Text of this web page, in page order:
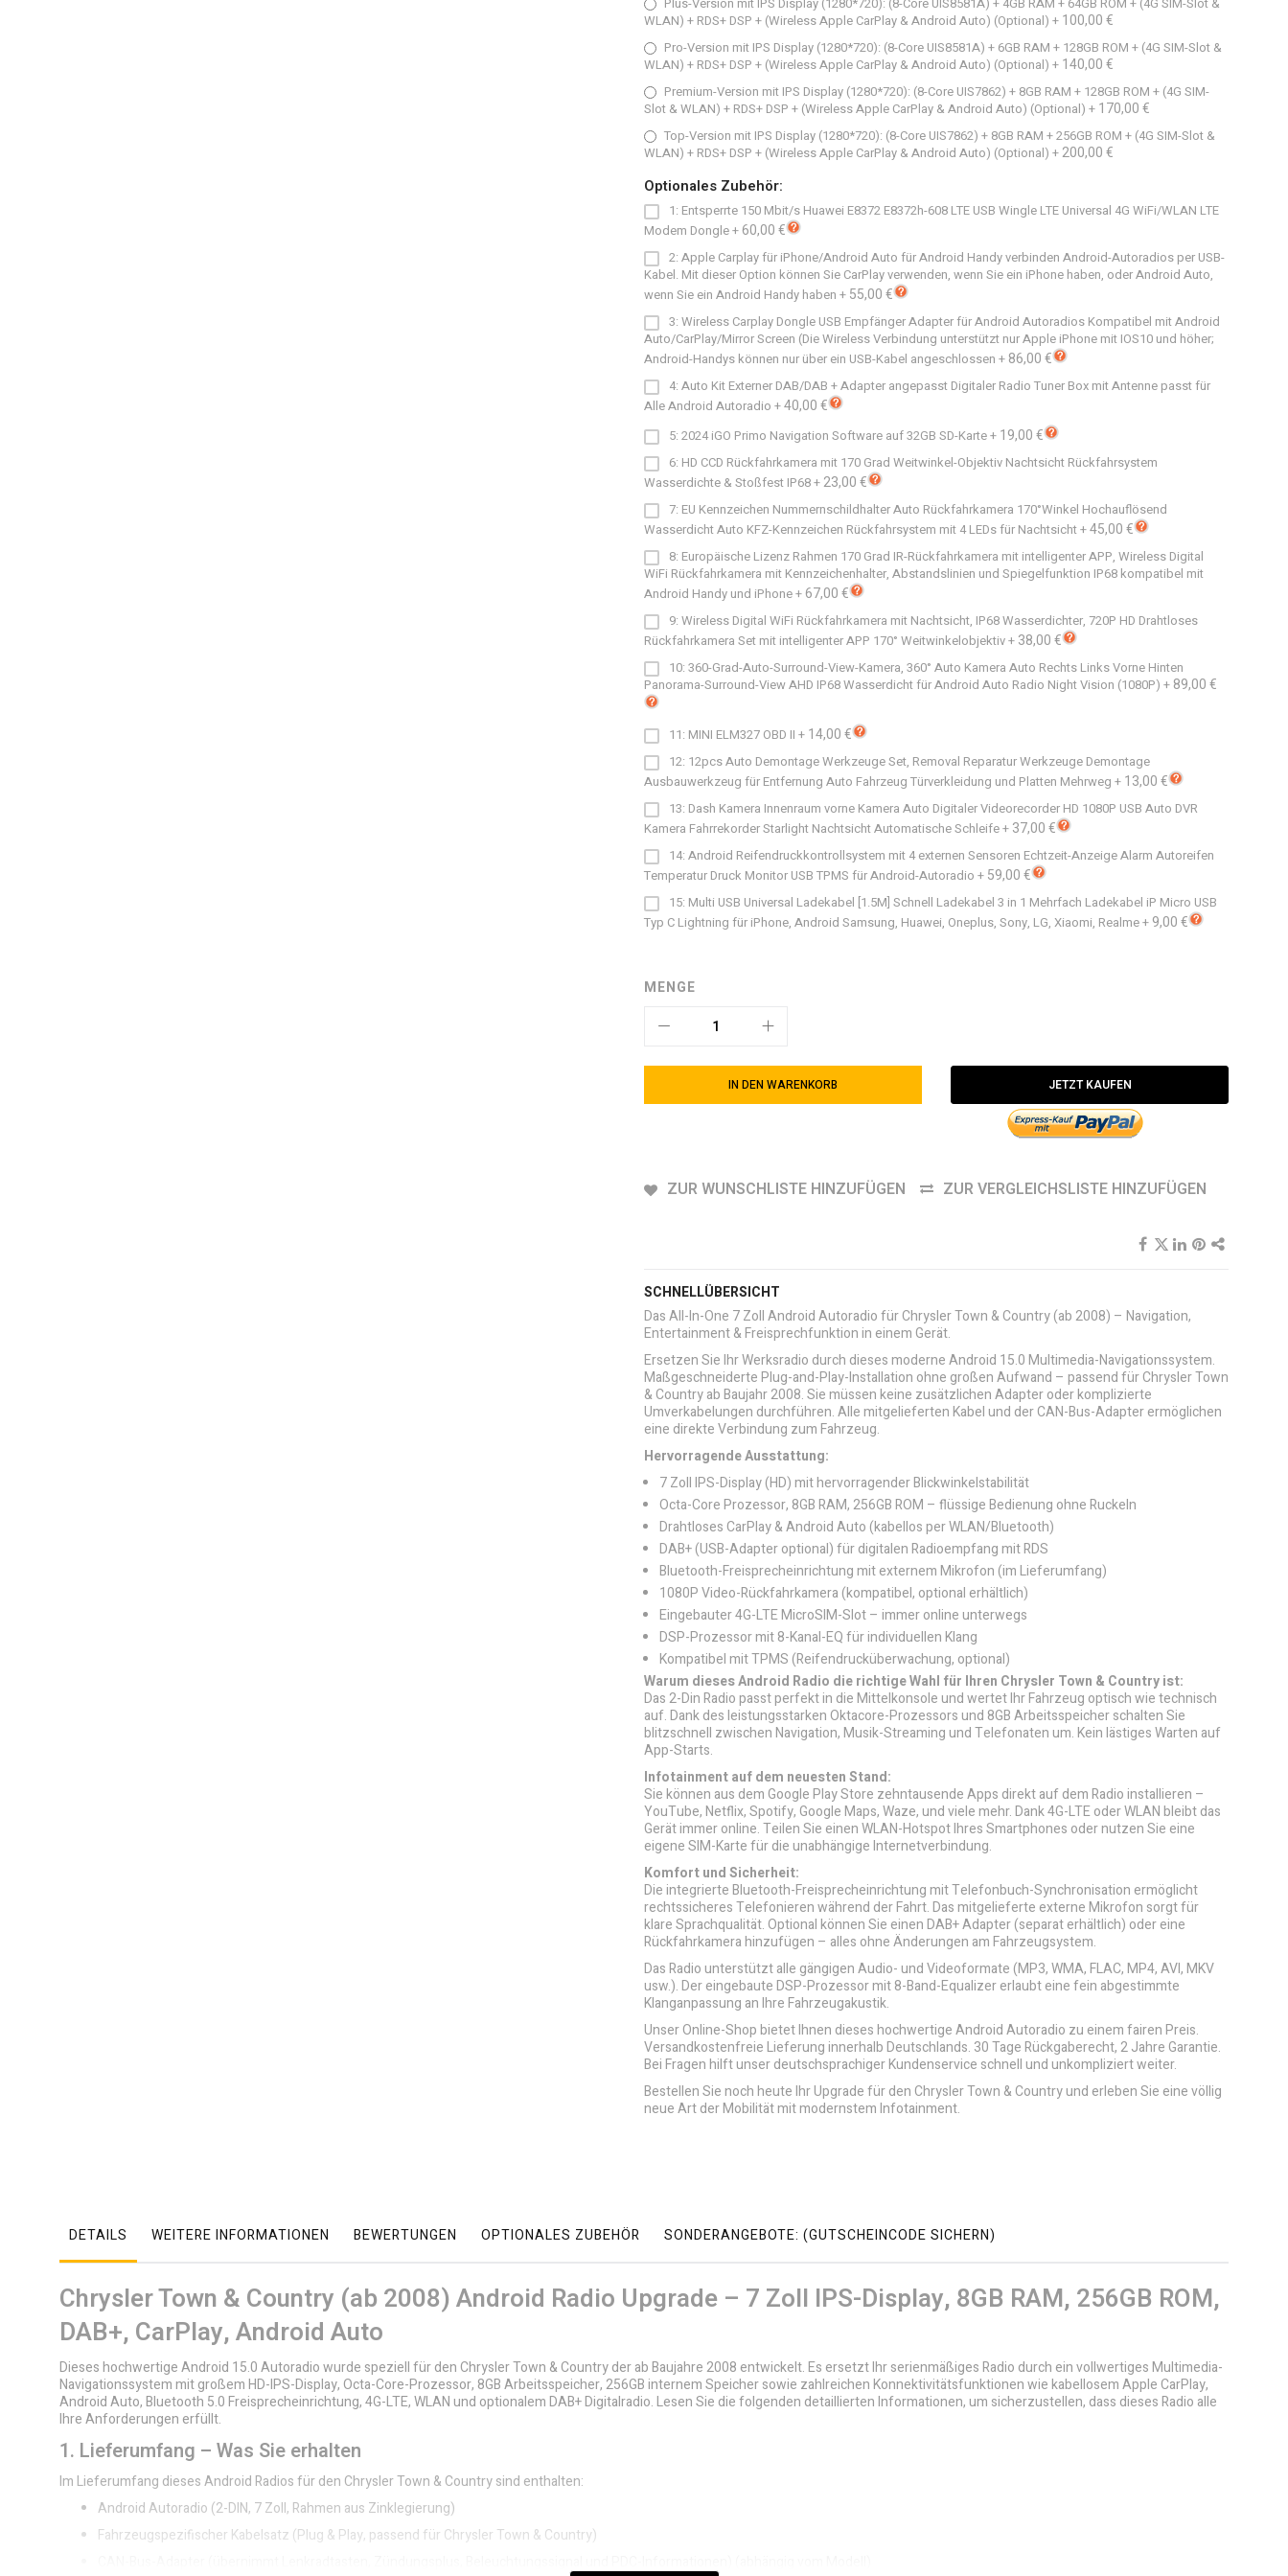
WLAN) + RDS+ DSP + (Wireless Apple CarPlay & Android Auto) (Optional) + 100,00 €
Pro-Version mit IPS Display (1280*720): (8-Core UIS8581A) + 6GB RAM + 128GB ROM + (4G SIM-Slot &
WLAN) + RDS+ DSP + (Wireless Apple CarPlay & Android Auto) (Optional) + 140,00 €
Premium-Version mit IPS Display (1280*720): (8-Core UIS7862) + 8GB RAM + 128GB ROM + (4G SIM-
Slot & WLAN) + RDS+ DSP + (Wireless Apple CarPlay & Android Auto) (Optional) + 170,00 €
Top-Version mit IPS Display (1280*720): (8-Core UIS7862) + 8GB RAM + 256GB ROM + (4G SIM-Slot &
WLAN) + RDS+ DSP + (Wireless Apple CarPlay & Android Auto) (Optional) +200,00 €
Optionales Zubehör:
1: Entsperrte 150 Mbit/s Huawei E8372 E8372h-608 LTE USB Wingle LTE Universal 4G WiFi/WLAN LTE
Modem Dongle+60,00 €
2: Apple Carplay für iPhone/Android Auto für Android Handy verbinden Android-Autoradios per USB-
Kabel. Mit dieser Option können Sie CarPlay verwenden, wenn Sie ein iPhone haben, oder Android Auto,
wenn Sie ein Android Handy haben + 55,00 €
3: Wireless Carplay Dongle USB Empfänger Adapter für Android Autoradios Kompatibel mit Android
Auto/CarPlay/Mirror Screen (Die Wireless Verbindung unterstützt nur Apple iPhone mit IOS10 und höher;
Android-Handys können nur über ein USB-Kabel angeschlossen + 86,00 €
4: Auto Kit Externer DAB/DAB + Adapter angepasst Digitaler Radio Tuner Box mit Antenne passt für
Alle Android Autoradio +40,00 €
5: 2024 iGO Primo Navigation Software auf 32GB SD-Karte+ 19,00 €
6: HD CCD Rückfahrkamera mit 170 Grad Weitwinkel-Objektiv Nachtsicht Rückfahrsystem
Wasserdichte & Stoßfest IP68+23,00 €
7: EU Kennzeichen Nummernschildhalter Auto Rückfahrkamera 170°Winkel Hochauflösend
Wasserdicht Auto KFZ-Kennzeichen Rückfahrsystem mit 4 LEDs für Nachtsicht+45,00 €
8: Europäische Lizenz Rahmen 170 Grad IR-Rückfahrkamera mit intelligenter APP, Wireless Digital
WiFi Rückfahrkamera mit Kennzeichenhalter, Abstandslinien und Spiegelfunktion IP68 kompatibel mit
Android Handy und iPhone+67,00 €
9: Wireless Digital WiFi Rückfahrkamera mit Nachtsicht, IP68 Wasserdichter, 720P HD Drahtloses
Rückfahrkamera Set mit intelligenter APP 170° Weitwinkelobjektiv+ 38,00 €
10: 360-Grad-Auto-Surround-View-Kamera, 360° Auto Kamera Auto Rechts Links Vorne Hinten
Panorama-Surround-View AHD IP68 Wasserdicht für Android Auto Radio Night Vision (1080P) + 89,00 €
11: MINI ELM327 OBD II + 14,00 €
12: 12pcs Auto Demontage Werkzeuge Set, Removal Reparatur Werkzeuge Demontage
Ausbauwerkzeug für Entfernung Auto Fahrzeug Türverkleidung und Platten Mehrweg + 13,00 €
13: Dash Kamera Innenraum vorne Kamera Auto Digitaler Videorecorder HD 1080P USB Auto DVR
Kamera Fahrrekorder Starlight Nachtsicht Automatische Schleife+ 37,00 €
14: Android Reifendruckkontrollsystem mit 4 externen Sensoren Echtzeit-Anzeige Alarm Autoreifen
Temperatur Druck Monitor USB TPMS für Android-Autoradio + 59,00 €
15: Multi USB Universal Ladekabel [1.5M] Schnell Ladekabel 3 in 1 Mehrfach Ladekabel iP Micro USB
Typ C Lightning für iPhone, Android Samsung, Huawei, Oneplus, Sony, LG, Xiaomi, Realme+ 9,00 €
MENGE
IN DEN WARENKORB JETZT KAUFEN
ZUR WUNSCHLISTE HINZUFÜGEN ZUR VERGLEICHSLISTE HINZUFÜGEN
SCHNELLÜBERSICHT
Das All-In-One 7 Zoll Android Autoradio für Chrysler Town & Country (ab 2008) – Navigation,
Entertainment & Freisprechfunktion in einem Gerät.
Ersetzen Sie Ihr Werksradio durch dieses moderne Android 15.0 Multimedia-Navigationssystem.
Maßgeschneiderte Plug-and-Play-Installation ohne großen Aufwand – passend für Chrysler Town
& Country ab Baujahr 2008. Sie müssen keine zusätzlichen Adapter oder komplizierte
Umverkabelungen durchführen. Alle mitgelieferten Kabel und der CAN-Bus-Adapter ermöglichen
eine direkte Verbindung zum Fahrzeug.
Hervorragende Ausstattung:
7 Zoll IPS-Display (HD) mit hervorragender Blickwinkelstabilität
Octa-Core Prozessor, 8GB RAM, 256GB ROM – flüssige Bedienung ohne Ruckeln
Drahtloses CarPlay & Android Auto (kabellos per WLAN/Bluetooth)
DAB+ (USB-Adapter optional) für digitalen Radioempfang mit RDS
Bluetooth-Freisprecheinrichtung mit externem Mikrofon (im Lieferumfang)
1080P Video-Rückfahrkamera (kompatibel, optional erhältlich)
Eingebauter 4G-LTE MicroSIM-Slot – immer online unterwegs
DSP-Prozessor mit 8-Kanal-EQ für individuellen Klang
Kompatibel mit TPMS (Reifendrucküberwachung, optional)
Warum dieses Android Radio die richtige Wahl für Ihren Chrysler Town & Country ist:
Das 2-Din Radio passt perfekt in die Mittelkonsole und wertet Ihr Fahrzeug optisch wie technisch
auf. Dank des leistungsstarken Oktacore-Prozessors und 8GB Arbeitsspeicher schalten Sie
blitzschnell zwischen Navigation, Musik-Streaming und Telefonaten um. Kein lästiges Warten auf
App-Starts.
Infotainment auf dem neuesten Stand:
Sie können aus dem Google Play Store zehntausende Apps direkt auf dem Radio installieren –
YouTube, Netflix, Spotify, Google Maps, Waze, und viele mehr. Dank 4G-LTE oder WLAN bleibt das
Gerät immer online. Teilen Sie einen WLAN-Hotspot Ihres Smartphones oder nutzen Sie eine
eigene SIM-Karte für die unabhängige Internetverbindung.
Komfort und Sicherheit:
Die integrierte Bluetooth-Freisprecheinrichtung mit Telefonbuch-Synchronisation ermöglicht
rechtssicheres Telefonieren während der Fahrt. Das mitgelieferte externe Mikrofon sorgt für
klare Sprachqualität. Optional können Sie einen DAB+ Adapter (separat erhältlich) oder eine
Rückfahrkamera hinzufügen – alles ohne Änderungen am Fahrzeugsystem.
Das Radio unterstützt alle gängigen Audio- und Videoformate (MP3, WMA, FLAC, MP4, AVI, MKV
usw.). Der eingebaute DSP-Prozessor mit 8-Band-Equalizer erlaubt eine fein abgestimmte
Klanganpassung an Ihre Fahrzeugakustik.
Unser Online-Shop bietet Ihnen dieses hochwertige Android Autoradio zu einem fairen Preis.
Versandkostenfreie Lieferung innerhalb Deutschlands. 30 Tage Rückgaberecht, 2 Jahre Garantie.
Bei Fragen hilft unser deutschsprachiger Kundenservice schnell und unkompliziert weiter.
Bestellen Sie noch heute Ihr Upgrade für den Chrysler Town & Country und erleben Sie eine völlig
neue Art der Mobilität mit modernstem Infotainment.
DETAILS WEITERE INFORMATIONEN BEWERTUNGEN OPTIONALES ZUBEHÖR SONDERANGEBOTE: (GUTSCHEINCODE SICHERN)
Chrysler Town & Country (ab 2008) Android Radio Upgrade – 7 Zoll IPS-Display, 8GB RAM, 256GB ROM,
DAB+, CarPlay, Android Auto
Dieses hochwertige Android 15.0 Autoradio wurde speziell für den Chrysler Town & Country der ab Baujahre 2008 entwickelt. Es ersetzt Ihr serienmäßiges Radio durch ein vollwertiges Multimedia-
Navigationssystem mit großem HD-IPS-Display, Octa-Core-Prozessor, 8GB Arbeitsspeicher, 256GB internem Speicher sowie zahlreichen Konnektivitätsfunktionen wie kabellosem Apple CarPlay,
Android Auto, Bluetooth 5.0 Freisprecheinrichtung, 4G-LTE, WLAN und optionalem DAB+ Digitalradio. Lesen Sie die folgenden detaillierten Informationen, um sicherzustellen, dass dieses Radio alle
Ihre Anforderungen erfüllt.
1. Lieferumfang – Was Sie erhalten
Im Lieferumfang dieses Android Radios für den Chrysler Town & Country sind enthalten:
Android Autoradio (2-DIN, 7 Zoll, Rahmen aus Zinklegierung)
Fahrzeugspezifischer Kabelsatz (Plug & Play, passend für Chrysler Town & Country)